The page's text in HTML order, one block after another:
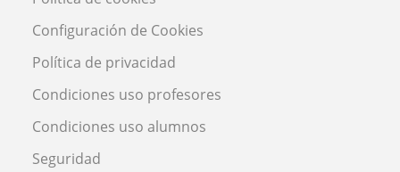
Configuración de Cookies
Política de privacidad
Condiciones uso profesores
Condiciones uso alumnos
Seguridad